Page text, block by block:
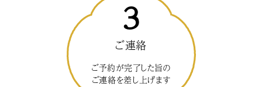
3
ご連絡
ご予約が完了した旨の
ご連絡を差し上げます